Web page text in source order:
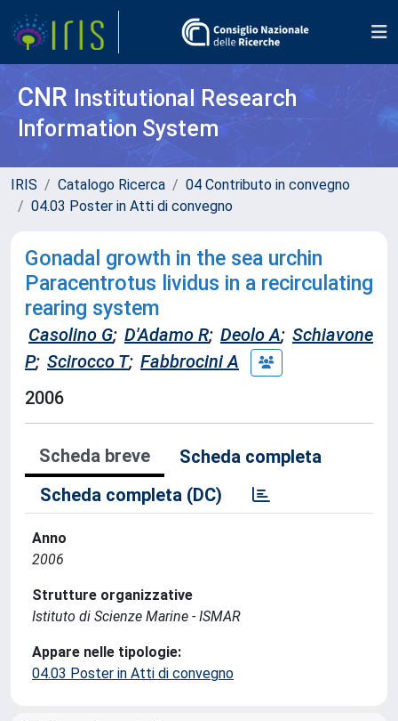
CNR Institutional Research
Information System
IRIS Catalogo Ricerca
04 Contributo in convegno
04.03 Poster in Atti di convegno
Gonadal growth in the sea urchin
Paracentrotus lividus in a recirculating
rearing system
Casolino G; D'Adamo R; Deolo A; Schiavone
P; Scirocco T; Fabbrocini A
2006
Scheda breve
Scheda completa
Scheda completa (DC)
Anno
2006
Strutture organizzative
Istituto di Scienze Marine - ISMAR
Appare nelle tipologie:
04.03 Poster in Atti di convegno